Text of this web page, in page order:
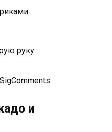
руку
и